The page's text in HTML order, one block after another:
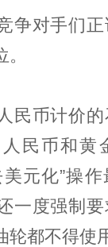
争对手们
民币计价
民币和黄
元化”操
一度强制
都不得使